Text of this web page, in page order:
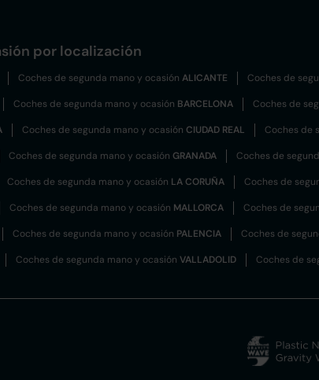
por localización
Coches de segunda mano y ocasión ALICANTE Coches de
Coches de segunda mano y ocasión BARCELONA Coches de
Coches de segunda mano y ocasión CIUDAD REAL Coches de
Coches de segunda mano y ocasión GRANADA Coches de
Coches de segunda mano y ocasión LA CORUÑA Coches de
Coches de segunda mano y ocasión MALLORCA Coches de
Coches de segunda mano y ocasión PALENCIA Coches de
Coches de segunda mano y ocasión VALLADOLID Coches de